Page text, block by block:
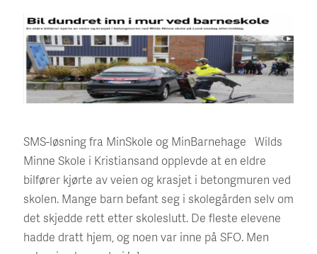
SMS-løsning fra MinSkole og MinBarnehage Wilds
Minne Skole i Kristiansand opplevde at en eldre
bilfører kjørte av veien og krasjet i betongmuren ved
skolen. Mange barn befant seg i skolegården selv om
det skjedde rett etter skoleslutt. De fleste elevene
hadde dratt hjem, og noen var inne på SFO. Men